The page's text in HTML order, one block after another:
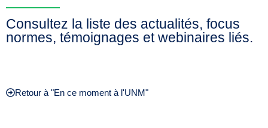
Consultez la liste des actualités, focus
normes, témoignages et webinaires liés.
Retour à "En ce moment à l'UNM"